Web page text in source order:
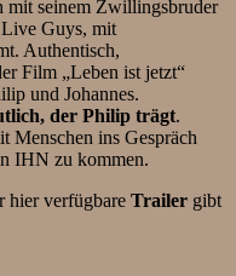
mit seinem Zwillingsbruder
Live Guys, mit
Authentisch,
Film „Leben ist jetzt“
und Johannes.
der Philip trägt.
Menschen ins Gespräch
IHN zu kommen.
hier verfügbare Trailer gibt